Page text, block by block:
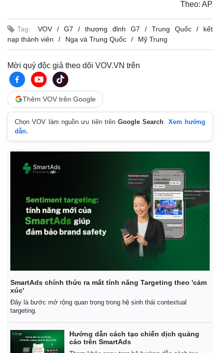
Theo: AP
Tag: VOV G7 thượng đỉnh G7 Trung Quốc
kết
nạp thành viên
Nga và Trung Quốc Mỹ Trung
Mời quý độc giả theo dõi VOV.VN trên
Thêm VOV trên Google
Chọn VOV làm nguồn ưu tiên trênGoogle Search
Xem hướng
dẫn.
SmartAds chính thức ra mắt tính năng Targeting theo 'cảm
xúc'
Đây là bước mở rộng quan trọng trong hệ sinh thái contextual
targeting.
Hướng dẫn cách tạo chiến dịch quảng
cáo trên SmartAds